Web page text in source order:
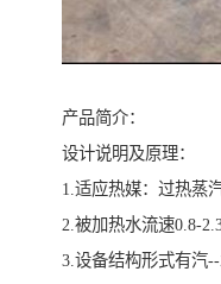
产品简介：
设计说明及原理：
1.适应热媒：过热蒸
2.被加热水流速0.8-
3.设备结构形式有汽